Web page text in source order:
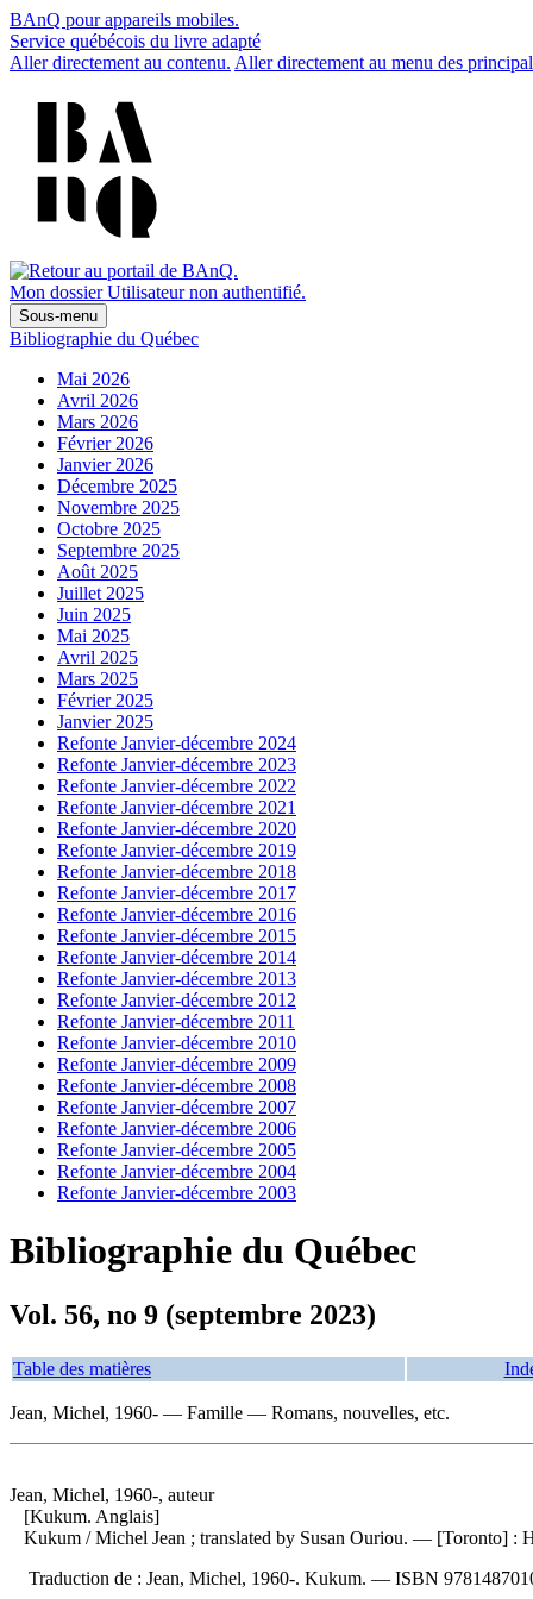
BAnQ pour appareils mobiles.
Service québécois du livre adapté
Aller directement au contenu. Aller directement au menu des
Mon dossier Utilisateur non authentifié.
Sous-menu
Bibliographie du Québec
Mai 2026
Avril 2026
Mars 2026
Février 2026
Janvier 2026
Décembre 2025
Novembre 2025
Octobre 2025
Septembre 2025
Août 2025
Juillet 2025
Juin 2025
Mai 2025
Avril 2025
Mars 2025
Février 2025
Janvier 2025
Refonte Janvier-décembre 2024
Refonte Janvier-décembre 2023
Refonte Janvier-décembre 2022
Refonte Janvier-décembre 2021
Refonte Janvier-décembre 2020
Refonte Janvier-décembre 2019
Refonte Janvier-décembre 2018
Refonte Janvier-décembre 2017
Refonte Janvier-décembre 2016
Refonte Janvier-décembre 2015
Refonte Janvier-décembre 2014
Refonte Janvier-décembre 2013
Refonte Janvier-décembre 2012
Refonte Janvier-décembre 2011
Refonte Janvier-décembre 2010
Refonte Janvier-décembre 2009
Refonte Janvier-décembre 2008
Refonte Janvier-décembre 2007
Refonte Janvier-décembre 2006
Refonte Janvier-décembre 2005
Refonte Janvier-décembre 2004
Refonte Janvier-décembre 2003
Bibliographie du Québec
Vol. 56, no 9 (septembre 2023)
Table des matières
Jean, Michel, 1960- — Famille — Romans, nouvelles, etc.
Jean, Michel, 1960-, auteur
[Kukum. Anglais]
Kukum / Michel Jean ; translated by Susan Ouriou. — [Toronto]
Traduction de : Jean, Michel, 1960-. Kukum. — ISBN